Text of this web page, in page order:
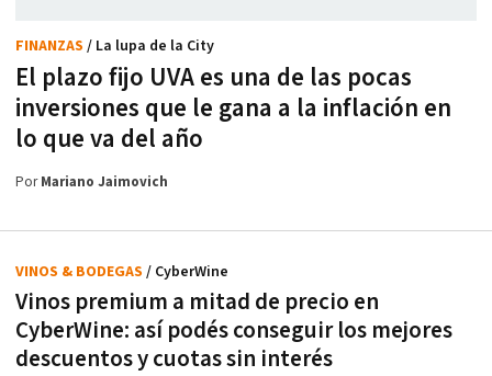
El plazo fijo UVA es una de las pocas
inversiones que le gana a la inflación en
lo que va del año
FINANZAS / La lupa de la City
PorMariano Jaimovich
Vinos premium a mitad de precio en
CyberWine: así podés conseguir los mejores
descuentos y cuotas sin interés
VINOS & BODEGAS / CyberWine